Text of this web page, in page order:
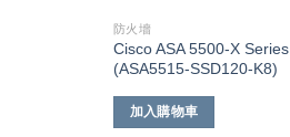
防火墻
Cisco ASA 5500-X Series
(ASA5515-SSD120-K8)
加入購物車